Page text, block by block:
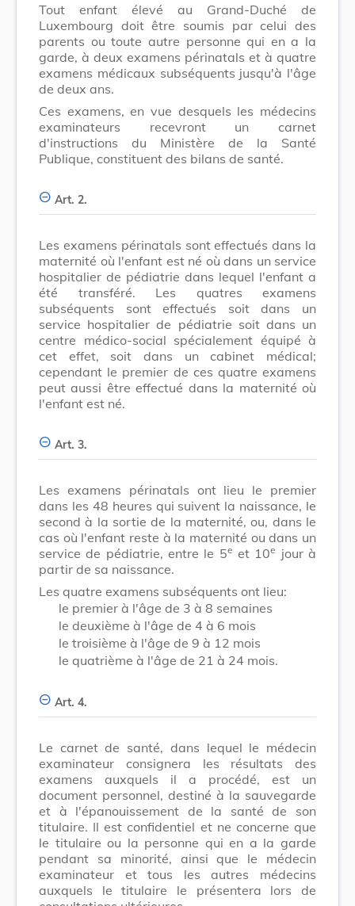
Tout enfant élevé au Grand-Duché de
Luxembourg doit être soumis par celui des
parents ou toute autre personne qui en a la
garde, à deux examens périnatals et à quatre
examens médicaux subséquents jusqu'à l'âge
de deux ans.
Ces examens, en vue desquels les médecins
examinateurs recevront un carnet
d'instructions du Ministère de la Santé
Publique, constituent des bilans de santé.
Art. 2.
Les examens périnatals sont effectués dans la
maternité où l'enfant est né où dans un service
hospitalier de pédiatrie dans lequel l'enfant a
été transféré. Les quatres examens
subséquents sont effectués soit dans un
service hospitalier de pédiatrie soit dans un
centre médico-social spécialement équipé à
cet effet, soit dans un cabinet médical;
cependant le premier de ces quatre examens
peut aussi être effectué dans la maternité où
l'enfant est né.
Art. 3.
Les examens périnatals ont lieu le premier
dans les 48 heures qui suivent la naissance, le
second à la sortie de la maternité, ou, dans le
cas où l'enfant reste à la maternité ou dans un
service de pédiatrie, entre le 5e et 10e jour à
partir de sa naissance.
Les quatre examens subséquents ont lieu:
le premier à l'âge de 3 à 8 semaines
le deuxième à l'âge de 4 à 6 mois
le troisième à l'âge de 9 à 12 mois
le quatrième à l'âge de 21 à 24 mois.
Art. 4.
Le carnet de santé, dans lequel le médecin
examinateur consignera les résultats des
examens auxquels il a procédé, est un
document personnel, destiné à la sauvegarde
et à l'épanouissement de la santé de son
titulaire. Il est confidentiel et ne concerne que
le titulaire ou la personne qui en a la garde
pendant sa minorité, ainsi que le médecin
examinateur et tous les autres médecins
auxquels le titulaire le présentera lors de